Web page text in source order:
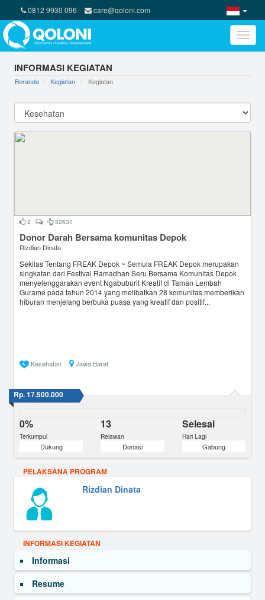
0812 9930 096 care@qoloni.com
Toggle
INFORMASI KEGIATAN
Beranda Kegiatan Kegiatan
2 32631
Donor Darah Bersama komunitas Depok
Rizdian Dinata
Sekilas Tentang FREAK Depok ~ Semula FREAK Depok merupakan
singkatan dari Festival Ramadhan Seru Bersama Komunitas Depok
menyelenggarakan event Ngabuburit Kreatif di Taman Lembah
Gurame pada tahun 2014 yang melibatkan 28 komunitas memberikan
hiburan menjelang berbuka puasa yang kreatif dan positif...
Kesehatan Jawa Barat
Rp. 17.500.000
0%
Terkumpul
13
Relawan
Selesai
Hari Lagi
Dukung Donasi Gabung
PELAKSANA PROGRAM
Rizdian Dinata
INFORMASI KEGIATAN
Informasi
Resume